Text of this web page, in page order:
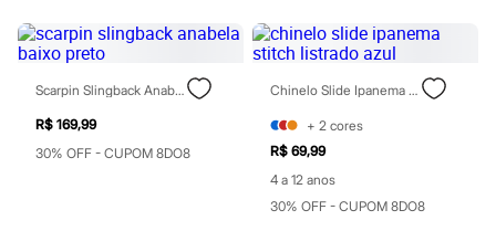
Calçados
Regatas
Moda íntima
Cuecas
Meias
Pijamas
Moda praia
Personagens
Scarpin Slingback Anabela Baixo Preto
R$ 169,99
30% OFF - CUPOM 8DO8
Chinelo Slide Ipanema Stitch Listrado Azul
+ 2 cores
R$ 69,99
4 a 12 anos
30% OFF - CUPOM 8DO8